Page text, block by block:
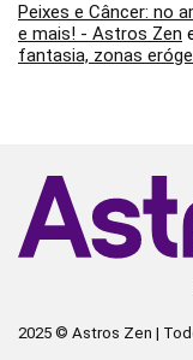
Peixes e Câncer: no
e mais! - Astros Zen
fantasia, zonas
2025 © Astros Zen |